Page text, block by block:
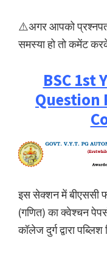
⚠️अगर आपको
समस्या हो तो कमेंट
BSC 1st
Question
इस सेक्शन में बीएससी
(गणित) का क्वेश्चन
कॉलेज दुर्ग द्वारा